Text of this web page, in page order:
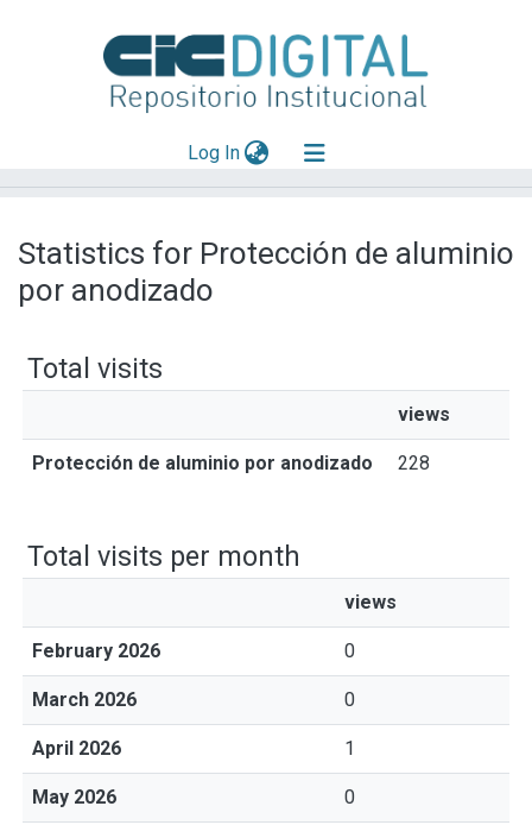
Log In(current)
Mas información
Aportar material
Statistics for Protección de aluminio
por anodizado
Total visits
views
Protección de aluminio por anodizado 228
Total visits per month
views
February 2026 0
March 2026 0
April 2026 1
May 2026 0